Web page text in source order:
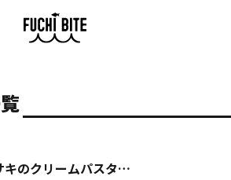
キのクリームパスタ…